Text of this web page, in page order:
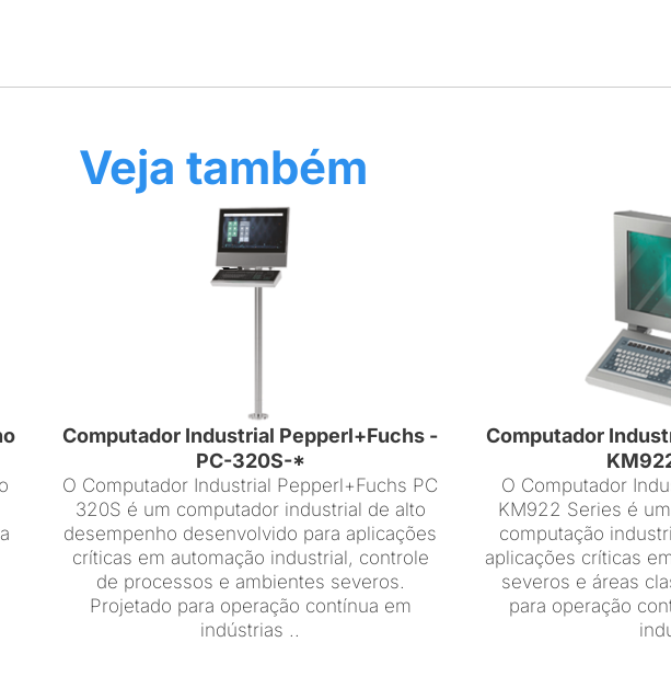
Veja também
Computador Industrial Pepperl+Fuchs -
PC-320S-*
O Computador Industrial Pepperl+Fuchs PC
320S é um computador industrial de alto
desempenho desenvolvido para aplicações
críticas em automação industrial, controle
de processos e ambientes severos.
Projetado para operação contínua em
indústrias ..
Computador
O Computador
KM922 Series é
computação
aplicações críticas
severos e áreas
para operação